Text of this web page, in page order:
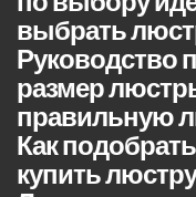
выбрать
Руководство
размер
правильную
Как
купить